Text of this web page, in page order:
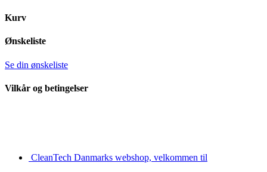
Kurv
Ønskeliste
Se din ønskeliste
Vilkår og betingelser
CleanTech Danmarks webshop, velkommen til